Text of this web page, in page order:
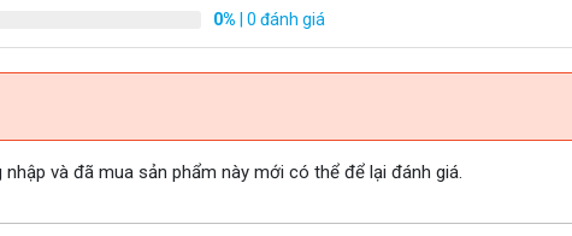
0% | 0 đánh giá
và đã mua sản phẩm này mới có thể để lại đánh giá.